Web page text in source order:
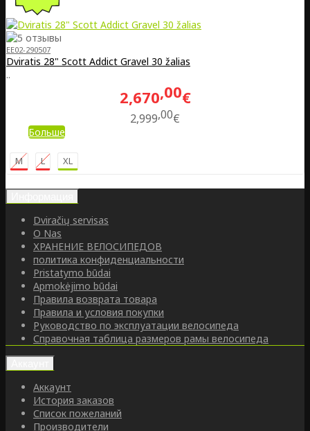
EE02-290507
Dviratis 28" Scott Addict Gravel 30 žalias
..
2,670 00€
2,999 00€
Больше
M L XL
Dviračių servisas
O Nas
ХРАНЕНИЕ ВЕЛОСИПЕДОВ
политика конфиденциальности
Pristatymo būdai
Apmokėjimo būdai
Правила возврата товара
Правила и условия покупки
Руководство по эксплуатации велосипеда
Справочная таблица размеров рамы велосипеда
Аккаунт
История заказов
Список пожеланий
Производители